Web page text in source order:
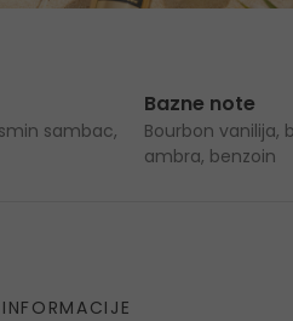
sambac,
Bazne note
Bourbon vanilija,
ambra, benzoin